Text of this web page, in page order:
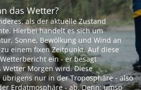
das Wetter?
als der aktuelle Zustand
Hierbei handelt es sich um
Sonne, Bewölkung und Wind an
einem fixen Zeitpunkt. Auf diese
ein - er besagt
Morgen wird. Diese
nur in der Troposphäre - also
Erdatmosphäre - ab. Denn: umso